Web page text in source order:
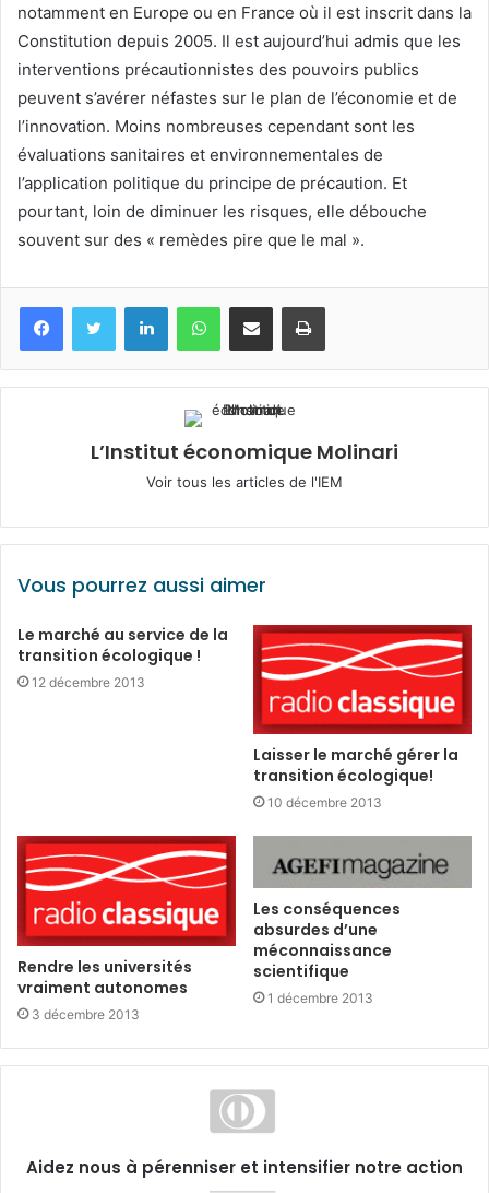
notamment en Europe ou en France où il est inscrit dans la
Constitution depuis 2005. Il est aujourd’hui admis que les
interventions précautionnistes des pouvoirs publics
peuvent s’avérer néfastes sur le plan de l’économie et de
l’innovation. Moins nombreuses cependant sont les
évaluations sanitaires et environnementales de
l’application politique du principe de précaution. Et
pourtant, loin de diminuer les risques, elle débouche
souvent sur des « remèdes pire que le mal ».
FacebookTwitter LinkedinWhatsApp
Partagez par mail Imprimez
L’Institut économique Molinari
Voir tous les articles de l'IEM
Vous pourrez aussi aimer
Le marché au service de la
transition écologique !
12 décembre 2013
Laisser le marché gérer la
transition écologique!
10 décembre 2013
Rendre les universités
vraiment autonomes
3 décembre 2013
Les conséquences
absurdes d’une
méconnaissance
scientifique
1 décembre 2013
Aidez nous à pérenniser et intensifier notre action